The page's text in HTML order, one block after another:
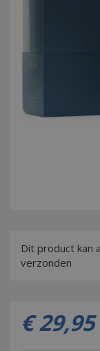
Dit product kan
verzonden
€ 29,95